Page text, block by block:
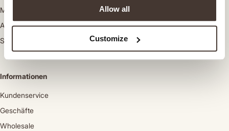
Allow all
Customize
Mäntel
Anzugsakkos
Schuhe
Informationen
Kundenservice
Geschäfte
Wholesale